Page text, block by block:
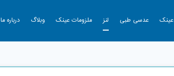
عینک عدسی طبی لنز ملزومات عینک وبلاگ درباره ما